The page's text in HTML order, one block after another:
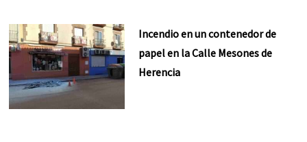
Incendio en un contenedor de
papel en la Calle Mesones de
Herencia